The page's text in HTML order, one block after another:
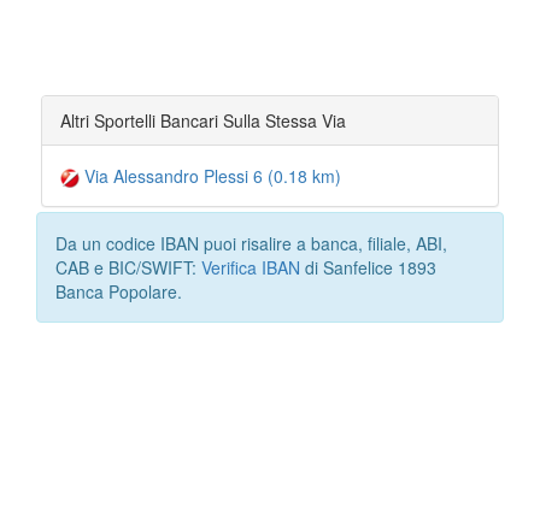
Altri Sportelli Bancari Sulla Stessa Via
Via Alessandro Plessi 6 (0.18 km)
Da un codice IBAN puoi risalire a banca, filiale, ABI,
CAB e BIC/SWIFT: Verifica IBAN di Sanfelice 1893
Banca Popolare.